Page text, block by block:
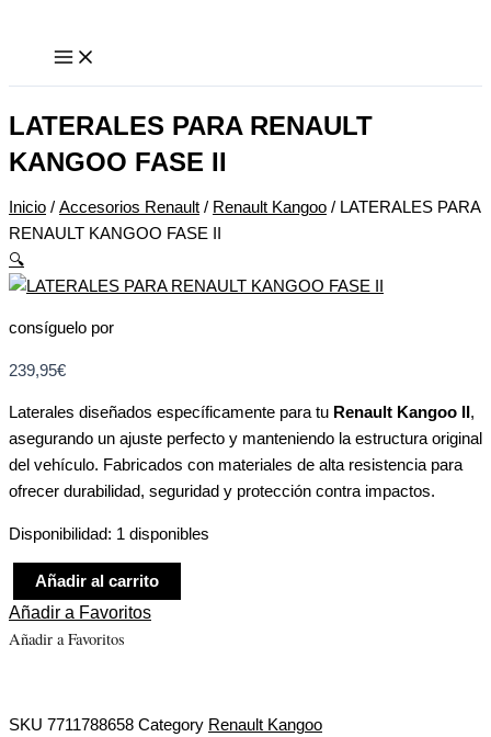
contenido
LATERALES PARA RENAULT
KANGOO FASE II
Inicio / Accesorios Renault / Renault Kangoo / LATERALES PARA
RENAULT KANGOO FASE II
🔍
consíguelo por
239,95€
Laterales diseñados específicamente para tu Renault Kangoo II ,
asegurando un ajuste perfecto y manteniendo la estructura original
del vehículo. Fabricados con materiales de alta resistencia para
ofrecer durabilidad, seguridad y protección contra impactos.
Disponibilidad: 1 disponibles
RENAULT
KANGOO
FASE
cantidad
Añadir al carrito
Añadir a Favoritos
Añadir a Favoritos
SKU 7711788658 Category Renault Kangoo